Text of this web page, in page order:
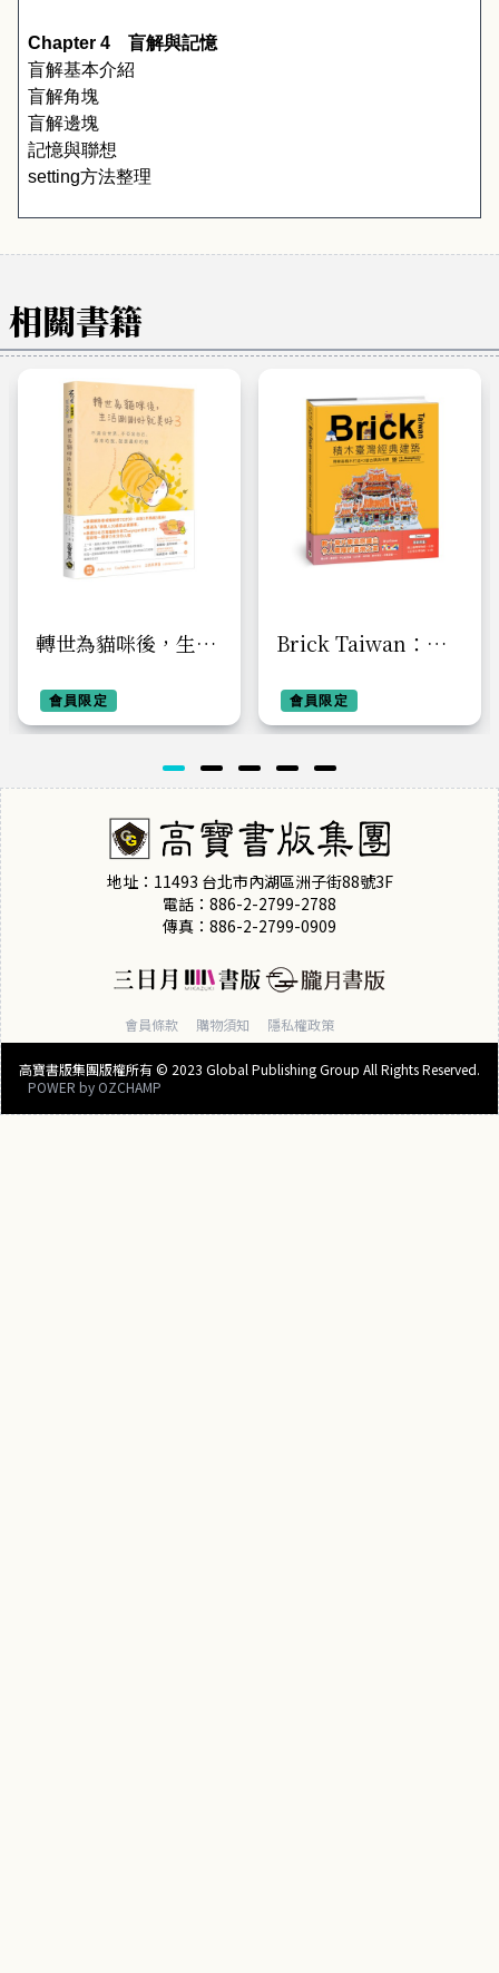
Chapter 4 盲解與記憶
盲解基本介紹
盲解角塊
盲解邊塊
記憶與聯想
setting方法整理
相關書籍
轉世為貓咪後，生活
迎合世界，不否定自
己，原來的我，就是
會員限定
Brick Taiwan：積
樂高積木打造43個古
蹟與地標
會員限定
地址：11493 台北市內湖區洲子街88號3F
電話：886-2-2799-2788
傳真：886-2-2799-0909
會員條款 購物須知 隱私權政策
高寶書版集團版權所有 © 2023 Global Publishing Group All Rights Reserved.
POWER by OZCHAMP